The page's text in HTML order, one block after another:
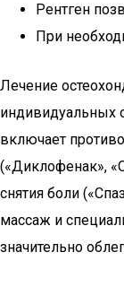
Рентген
При
Лечение
индивидуальных
включает
(«Диклофенак»,
снятия боли
массаж и
значительно